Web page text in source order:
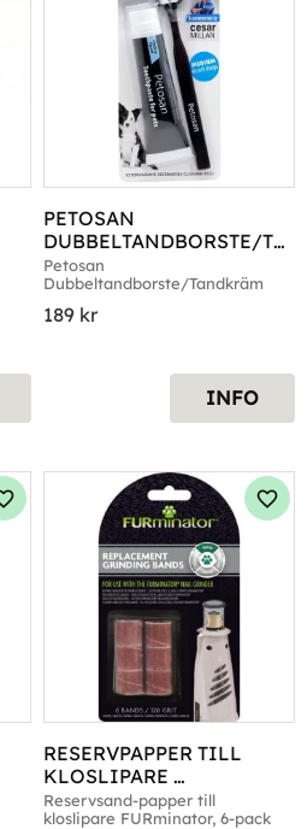
PETOSAN
DUBBELTANDBORSTE/TA
NDKRÄM
Petosan
Dubbeltandborste/Tandkräm
189 kr
INFO
Lägg till i favoriter
RESERVPAPPER TILL
KLOSLIPARE
FURMINATOR 6P
Reservsand-papper till
kloslipare FURminator, 6-pack